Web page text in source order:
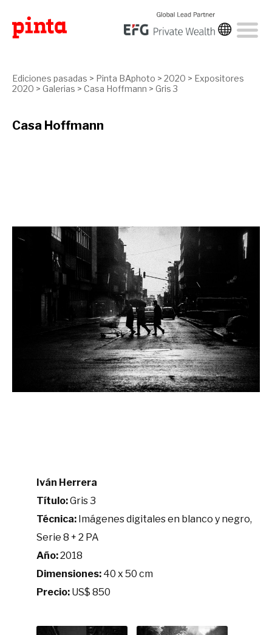
Ediciones pasadas > Pinta BAphoto > 2020 > Expositores
2020 > Galerias > Casa Hoffmann > Gris 3
Casa Hoffmann
Iván Herrera
Título:Gris 3
Técnica: Imágenes digitales en blanco y negro,
Serie 8 + 2 PA
Año:2018
Dimensiones: 40 x 50 cm
Precio: US$ 850